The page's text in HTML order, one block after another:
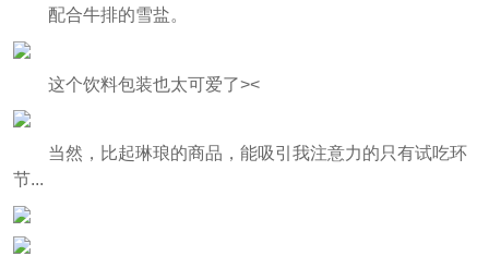
配合牛排的雪盐。
这个饮料包装也太可爱了><
当然，比起琳琅的商品，能吸引我注意力的只有试吃环
节...